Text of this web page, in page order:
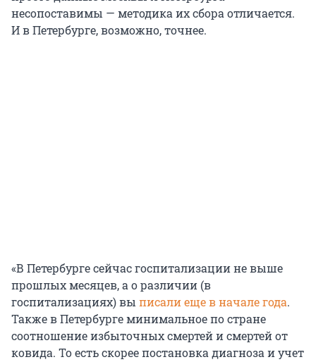
несопоставимы — методика их сбора отличается.
И в Петербурге, возможно, точнее.
«В Петербурге сейчас госпитализации не выше
прошлых месяцев, а о различии (в
госпитализациях) вы писали еще в начале года.
Также в Петербурге минимальное по стране
соотношение избыточных смертей и смертей от
ковида. То есть скорее постановка диагноза и учет